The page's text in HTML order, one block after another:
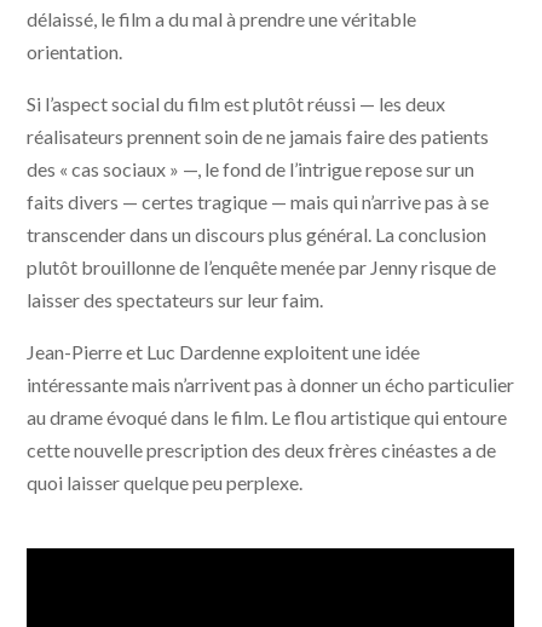
délaissé, le film a du mal à prendre une véritable
orientation.
Si l’aspect social du film est plutôt réussi — les deux
réalisateurs prennent soin de ne jamais faire des patients
des « cas sociaux » —, le fond de l’intrigue repose sur un
faits divers — certes tragique — mais qui n’arrive pas à se
transcender dans un discours plus général. La conclusion
plutôt brouillonne de l’enquête menée par Jenny risque de
laisser des spectateurs sur leur faim.
Jean-Pierre et Luc Dardenne exploitent une idée
intéressante mais n’arrivent pas à donner un écho particulier
au drame évoqué dans le film. Le flou artistique qui entoure
cette nouvelle prescription des deux frères cinéastes a de
quoi laisser quelque peu perplexe.